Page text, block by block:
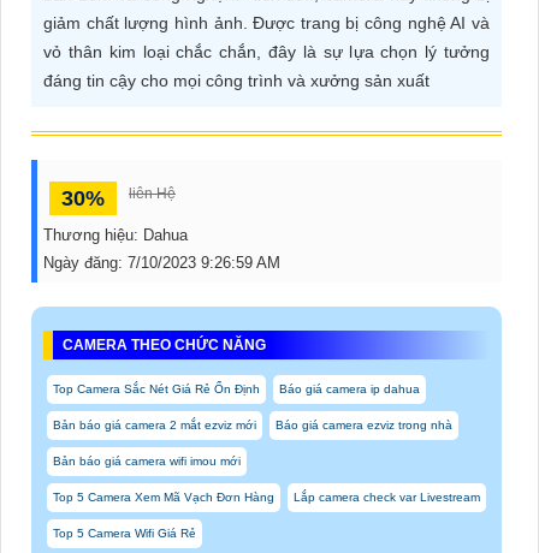
giảm chất lượng hình ảnh. Được trang bị công nghệ AI và
vỏ thân kim loại chắc chắn, đây là sự lựa chọn lý tưởng
đáng tin cậy cho mọi công trình và xưởng sản xuất
30% liên Hệ
Thương hiệu: Dahua
Ngày đăng: 7/10/2023 9:26:59 AM
CAMERA THEO CHỨC NĂNG
Top Camera Sắc Nét Giá Rẻ Ổn Định Báo giá camera ip dahua
Bản báo giá camera 2 mắt ezviz mới Báo giá camera ezviz trong nhà
Bản báo giá camera wifi imou mới
Top 5 Camera Xem Mã Vạch Đơn Hàng Lắp camera check var Livestream
Top 5 Camera Wifi Giá Rẻ